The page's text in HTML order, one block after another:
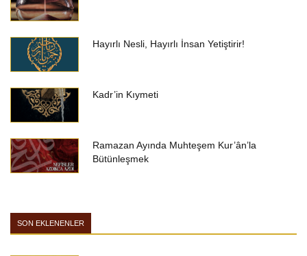
Hayırlı Nesli, Hayırlı İnsan Yetiştirir!
Kadr’in Kıymeti
Ramazan Ayında Muhteşem Kur’ân’la
Bütünleşmek
SON EKLENENLER